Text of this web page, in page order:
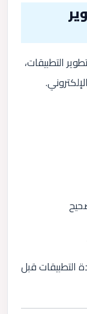
التطبيقات،
التطبيقات قبل